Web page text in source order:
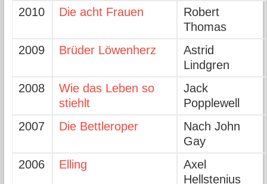
2010
Die acht Frauen
Robert
Thomas
2009
Brüder Löwenherz
Astrid
Lindgren
2008
Wie das Leben so
stiehlt
Jack
Popplewell
2007
Die Bettleroper
Nach John
Gay
2006
Elling
Axel
Hellstenius